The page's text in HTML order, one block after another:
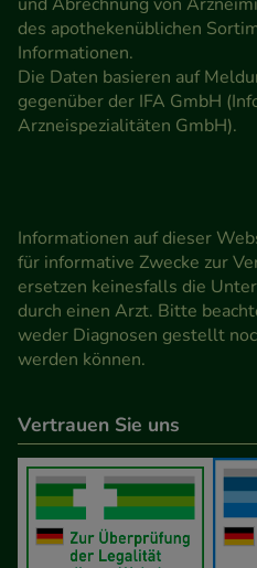
des apothekenüblichen
Informationen.
Die Daten basieren auf
gegenüber der IFA GmbH
Arzneispezialitäten GmbH).
Informationen auf dieser
für informative Zwecke zur
ersetzen keinesfalls die
durch einen Arzt. Bitte
weder Diagnosen gestellt
werden können.
Vertrauen Sie uns